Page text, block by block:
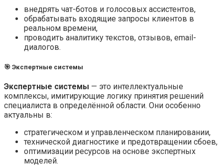
внедрять чат-ботов и голосовых ассистентов,
обрабатывать входящие запросы клиентов в
реальном времени,
проводить аналитику текстов, отзывов, email-
диалогов.
🎯 Экспертные системы
Экспертные системы — это интеллектуальные
комплексы, имитирующие логику принятия решений
специалиста в определённой области. Они особенно
актуальны в:
стратегическом и управленческом планировании,
технической диагностике и предотвращении сбоев,
оптимизации ресурсов на основе экспертных
моделей.